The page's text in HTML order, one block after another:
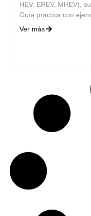
HEV, EREV, MHEV),
Guía práctica con
Ver más